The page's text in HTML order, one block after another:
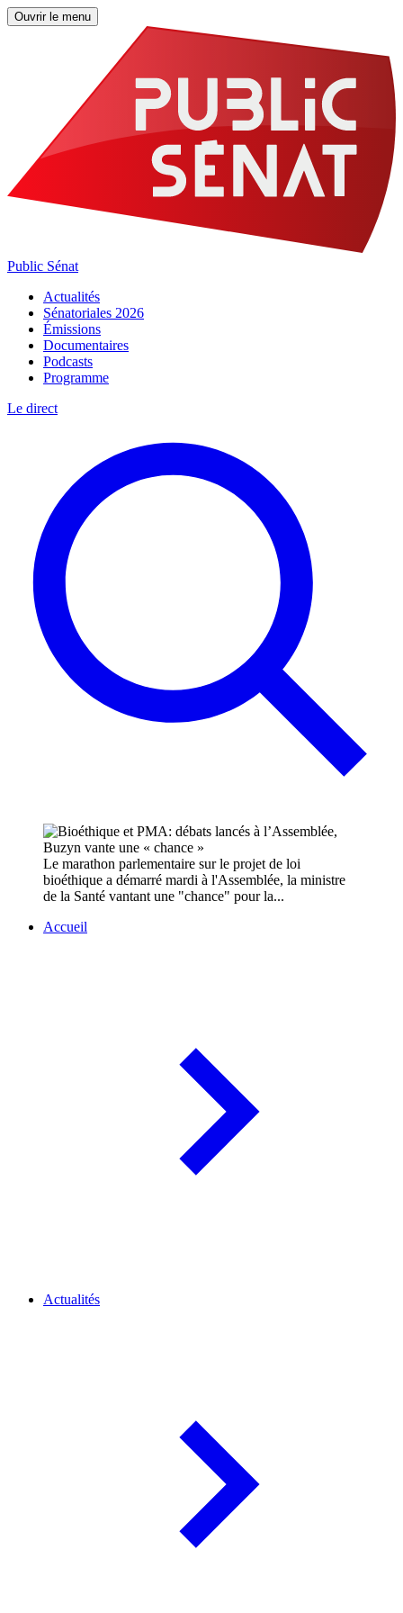
Ouvrir le menu
Public Sénat
Actualités
Sénatoriales 2026
Émissions
Documentaires
Podcasts
Programme
Le direct
Le marathon parlementaire sur le projet de loi
bioéthique a démarré mardi à l'Assemblée, la ministre
de la Santé vantant une "chance" pour la...
Accueil
Actualités